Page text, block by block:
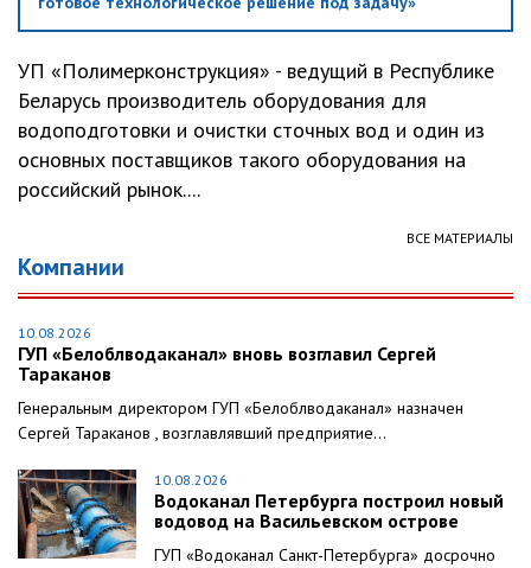
УП «Полимерконструкция» - ведущий в Республике
Беларусь производитель оборудования для
водоподготовки и очистки сточных вод и один из
основных поставщиков такого оборудования на
российский рынок....
ВСЕ МАТЕРИАЛЫ
Компании
10.08.2026
ГУП «Белоблводаканал» вновь возглавил Сергей
Тараканов
Генеральным директором ГУП «Белоблводаканал» назначен
Сергей Тараканов , возглавлявший предприятие...
10.08.2026
Водоканал Петербурга построил новый
водовод на Васильевском острове
ГУП «Водоканал Санкт-Петербурга» досрочно